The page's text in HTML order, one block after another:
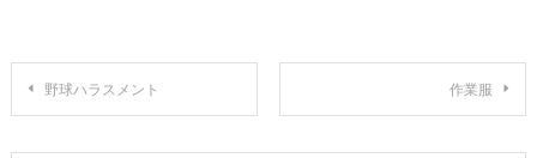
投
稿
野球ハラスメント 作業服